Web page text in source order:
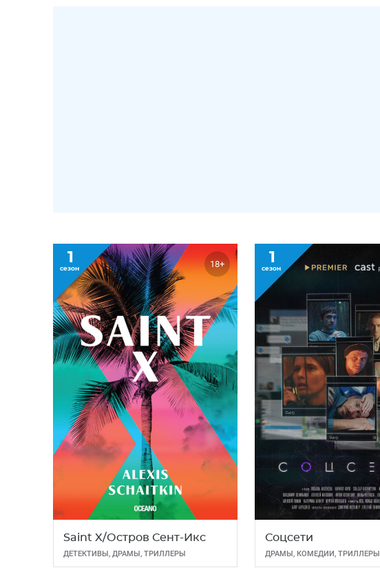
1
сезон 18+
Saint X/Остров Сент-Икс
ДЕТЕКТИВЫ, ДРАМЫ, ТРИЛЛЕРЫ
1
сезон
Соцсети
ДРАМЫ,КОМЕДИИ,ТРИЛЛЕРЫ